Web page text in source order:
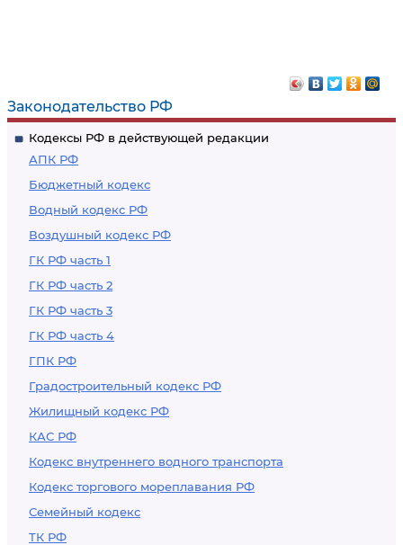
Законодательство РФ
Кодексы РФ в действующей редакции
АПК РФ
Бюджетный кодекс
Водный кодекс РФ
Воздушный кодекс РФ
ГК РФ часть 1
ГК РФ часть 2
ГК РФ часть 3
ГК РФ часть 4
ГПК РФ
Градостроительный кодекс РФ
Жилищный кодекс РФ
КАС РФ
Кодекс внутреннего водного транспорта
Кодекс торгового мореплавания РФ
Семейный кодекс
ТК РФ